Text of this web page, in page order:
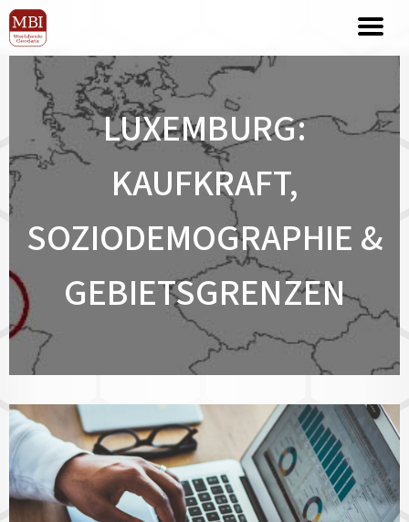
LUXEMBURG:
KAUFKRAFT,
SOZIODEMOGRAPHIE &
GEBIETSGRENZEN